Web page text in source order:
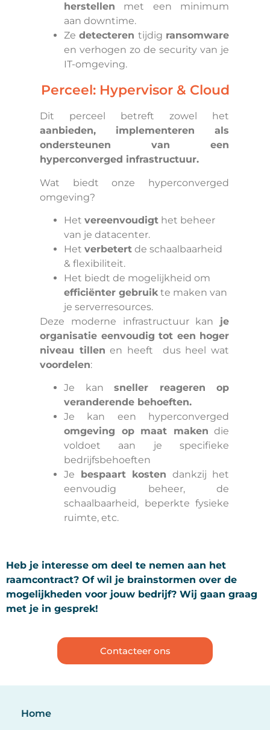
herstellen met een minimum
aan downtime.
Zedetecteren tijdig ransomware
en verhogen zo de security van je
IT-omgeving.
Perceel: Hypervisor & Cloud
Dit perceel betreft zowel het
aanbieden, implementeren als
ondersteunen van een
hyperconverged infrastructuur.
Wat biedt onze hyperconverged
omgeving?
Het vereenvoudigt het beheer
van je datacenter.
Het verbetert de schaalbaarheid
& flexibiliteit.
Het biedt de mogelijkheid om
efficiënter gebruikte maken van
je serverresources.
Deze moderne infrastructuur kan je
organisatie eenvoudig tot een hoger
niveau tillen en heeft dus heel wat
voordelen:
Je kan sneller reageren op
veranderende behoeften.
Je kan een hyperconverged
omgeving op maat maken die
voldoet aan je specifieke
bedrijfsbehoeften
Je
bespaart kosten dankzij het
eenvoudig beheer, de
schaalbaarheid, beperkte fysieke
ruimte, etc.
Heb je interesse om deel te nemen aan het
raamcontract? Of wil je brainstormen over de
mogelijkheden voor jouw bedrijf? Wij gaan graag
met je in gesprek!
Contacteer ons
Home